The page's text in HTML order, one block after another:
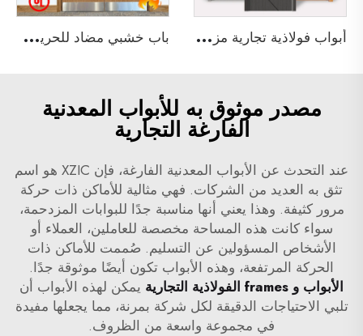
أ
بواب فولاذية تجارية مزدوجة وفردية مقاومة للحريق لمدة 3 ساعات ومصنفة من قبل UL لأبواب المجتمعات ب
اب خشبي مضاد للحريق لمدة 90 دقيقة غير متساوي مع شهادة UL لمبنى فندق
مصدر موثوق به للأبواب المعدنية
الفارغة التجارية
عند التحدث عن الأبواب المعدنية الفارغة، فإن XZIC هو اسم
تثق به العديد من الشركات. فهي مثالية للأماكن ذات حركة
مرور كثيفة. وهذا يعني أنها مناسبة جدًا للبوابات المزدحمة،
سواء كانت هذه المساحة مخصصة للعاملين، العملاء أو
الأشخاص المسؤولين عن التسليم. صُممت للأماكن ذات
الحركة المرتفعة، وهذه الأبواب تكون أيضًا موثوقة جدًا.
الأبواب و frames الفولاذية التجارية
يمكن لهذه الأبواب أن
تلبي الاحتياجات الدقيقة لكل شركة بمرنة، مما يجعلها مفيدة
في مجموعة واسعة من الظروف.